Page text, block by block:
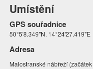
Umístění
GPS souřadnice
50°5'8.349"N, 14°24'27.419"E
Adresa
Malostranské nábřeží